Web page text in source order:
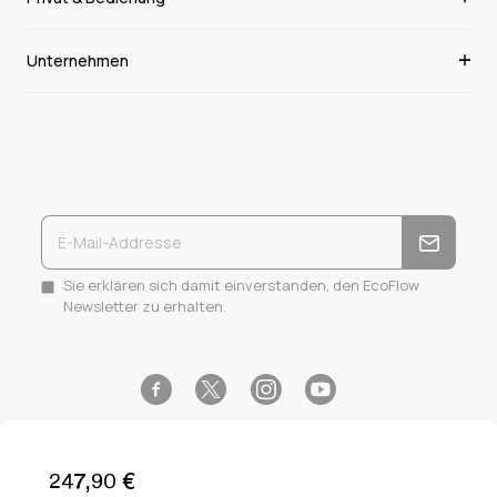
247,90 €
Unternehmen
Sie erklären sich damit einverstanden, den EcoFlow
Newsletter zu erhalten.